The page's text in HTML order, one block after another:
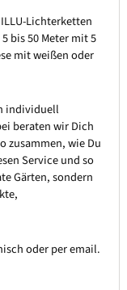
Lichterketten
bis 50 Meter mit 5
mit weißen oder
individuell
beraten wir Dich
zusammen, wie Du
Service und so
Gärten, sondern
oder per email.